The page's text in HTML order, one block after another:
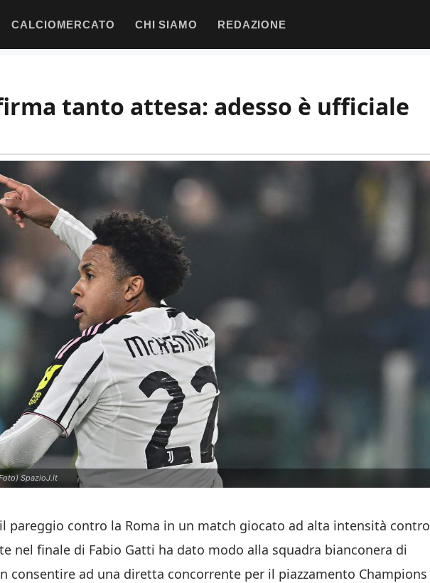
CALCIOMERCATO CHI SIAMO REDAZIONE
tanto attesa: adesso è ufficiale
SpazioJ.it
pareggio contro la Roma in un match giocato ad alta intensità contro
nel finale di Fabio Gatti ha dato modo alla squadra bianconera di
consentire ad una diretta concorrente per il piazzamento Champions